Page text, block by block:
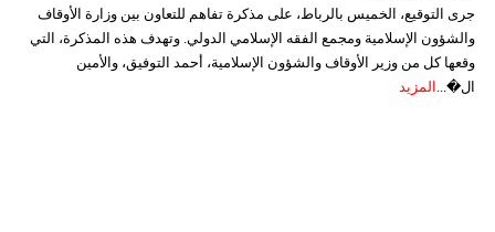
جرى التوقيع، الخميس بالرباط، على مذكرة تفاهم للتعاون بين وزارة الأوقاف
والشؤون الإسلامية ومجمع الفقه الإسلامي الدولي. وتهدف هذه المذكرة، التي
وقعها كل من وزير الأوقاف والشؤون الإسلامية، أحمد التوفيق، والأمين
ال�... المزيد